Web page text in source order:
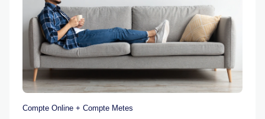
Compte Online + Compte Metes